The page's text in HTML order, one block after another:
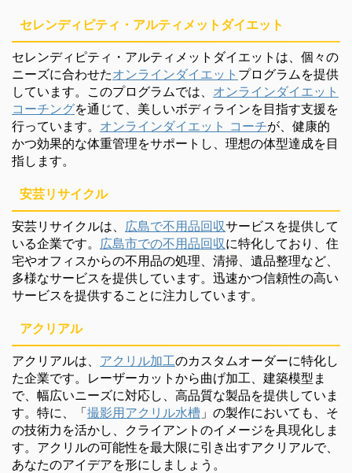
セレンディピティ・アルティメットダイエット
セレンディピティ・アルティメットダイエットは、個々の
ニーズに合わせたオンラインダイエット プログラムを提供
しています。このプログラムでは、 オンラインダイエット
コーチングを通じて、美しいボディラインを目指す支援を
行っています。 オンラインダイエット コーチが、健康的
かつ効果的な体重管理をサポートし、理想の体型達成を目
指します。
安芸リサイクル
安芸リサイクルは、 広島で不用品回収サービスを提供して
いる企業です。 広島市での不用品回収に特化しており、住
宅やオフィスからの不用品の処理、清掃、遺品整理など、
多様なサービスを提供しています。迅速かつ信頼性の高い
サービスを提供することに注力しています。
アクリアル
アクリアルは、 アクリル加工のカスタムオーダーに特化し
た企業です。レーザーカットから曲げ加工、建築模型ま
で、幅広いニーズに対応し、高品質な製品を提供していま
す。特に、「撮影用アクリル水槽 」の製作においても、そ
の技術力を活かし、クライアントのイメージを具現化しま
す。アクリルの可能性を最大限に引き出すアクリアルで、
あなたのアイデアを形にしましょう。